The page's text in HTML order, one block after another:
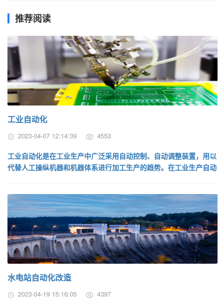
推荐阅读
工业自动化
2023-04-07 12:14:39 4553
工业自动化是在工业生产中广泛采用自动控制、自动调整装置，用以
代替人工操纵机器和机器体系进行加工生产的趋势。在工业生产自动
水电站自动化改造
2023-04-19 15:16:05 4397